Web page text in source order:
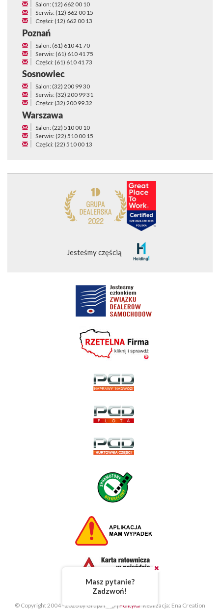
Salon: (12) 662 00 10
Serwis: (12) 662 00 15
Części: (12) 662 00 13
Poznań
Salon: (61) 610 41 70
Serwis: (61) 610 41 75
Części: (61) 610 41 73
Sosnowiec
Salon: (32) 200 99 30
Serwis: (32) 200 99 31
Części: (32) 200 99 32
Warszawa
Salon: (22) 510 00 10
Serwis: (22) 510 00 15
Części: (22) 510 00 13
Jesteśmy częścią
Realizacja: Ena Creation
© Copyright 2004 - 2026 by Grupa PGD | Polityka
Masz pytanie?
Zadzwoń!